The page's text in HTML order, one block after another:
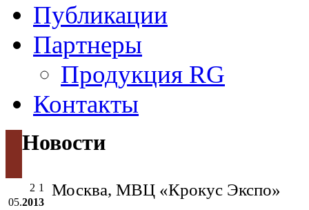
Публикации
Партнеры
Продукция RG
Контакты
Новости
05.2013
Москва, МВЦ «Крокус Экспо»